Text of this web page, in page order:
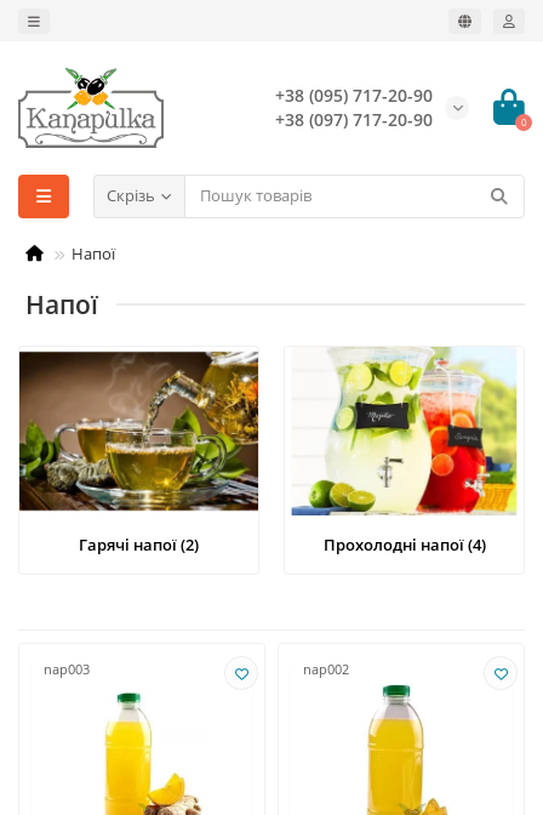
+38 (095) 717-20-90
+38 (097) 717-20-90
0
Скрізь
Напої
Напої
Гарячі напої (2) Прохолодні напої (4)
nap003 nap002